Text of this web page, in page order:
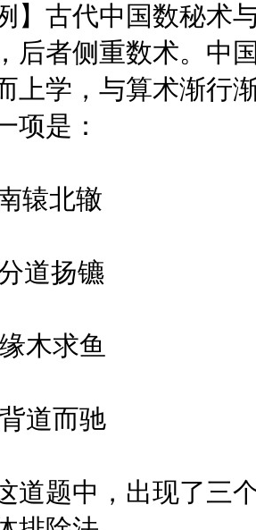
古代中国数秘术与
后者侧重数术。中
上学，与算术渐行
项是：
北辙
扬镳
求鱼
而驰
题中，出现了三个